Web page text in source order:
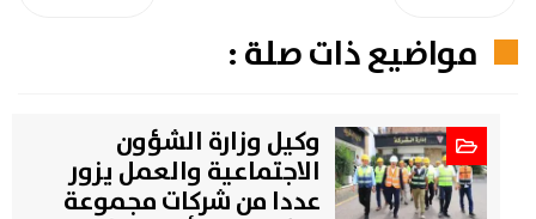
مواضيع ذات صلة :
وكيل وزارة الشؤون
الاجتماعية والعمل يزور
عددا من شركات مجموعة